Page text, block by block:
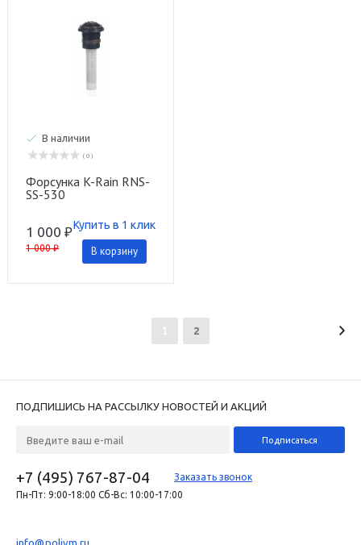
В наличии
( 0 )
Форсунка K-Rain RNS-
SS-530
1 000 ₽
1 000 ₽
Купить в 1 клик
В корзину
1 2
ПОДПИШИСЬ НА РАССЫЛКУ НОВОСТЕЙ И АКЦИЙ
+7 (495) 767-87-04
Заказать звонок
Пн-Пт: 9:00-18:00 Сб-Вс: 10:00-17:00
info@polivm.ru